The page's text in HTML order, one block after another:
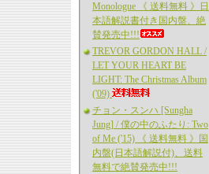
Monologue 《 送料無料 》日
本語解説書付き国内盤、絶
賛発売中!!!
TREVOR GORDON HALL /
LET YOUR HEART BE
LIGHT: The Christmas Album
('09)
チョン・スンハ [Sungha
Jung] / 僕の中のふたり: Two
of Me ('15) 《 送料無料 》国
内盤(日本語解説付)、送料
無料で絶賛発売中!!!